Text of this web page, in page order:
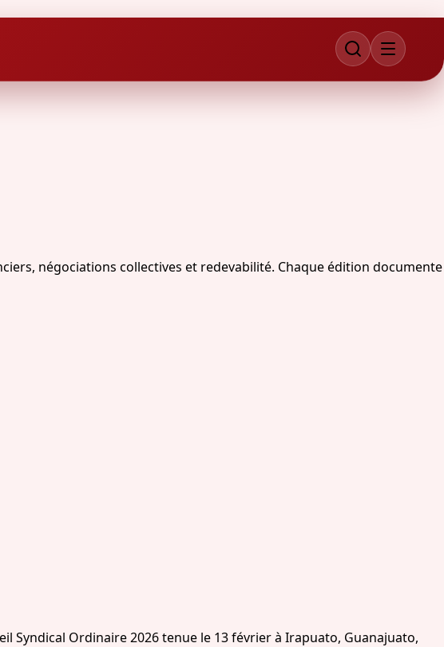
négociations collectives et redevabilité. Chaque édition documente
Syndical Ordinaire 2026 tenue le 13 février à Irapuato, Guanajuato,